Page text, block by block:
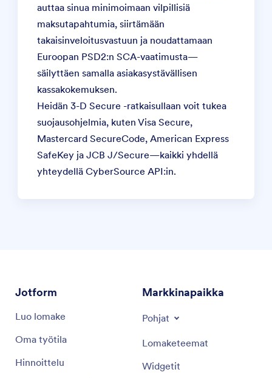
auttaa sinua minimoimaan vilpillisiä
maksutapahtumia, siirtämään
takaisinveloitusvastuun ja noudattamaan
Euroopan PSD2:n SCA-vaatimusta—
säilyttäen samalla asiakasystävällisen
kassakokemuksen.
Heidän 3-D Secure -ratkaisullaan voit tukea
suojausohjelmia, kuten Visa Secure,
Mastercard SecureCode, American Express
SafeKey ja JCB J/Secure—kaikki yhdellä
yhteydellä CyberSource API:in.
Jotform
Luo lomake
Oma työtila
Hinnoittelu
Markkinapaikka
Pohjat
Lomaketeemat
Widgetit